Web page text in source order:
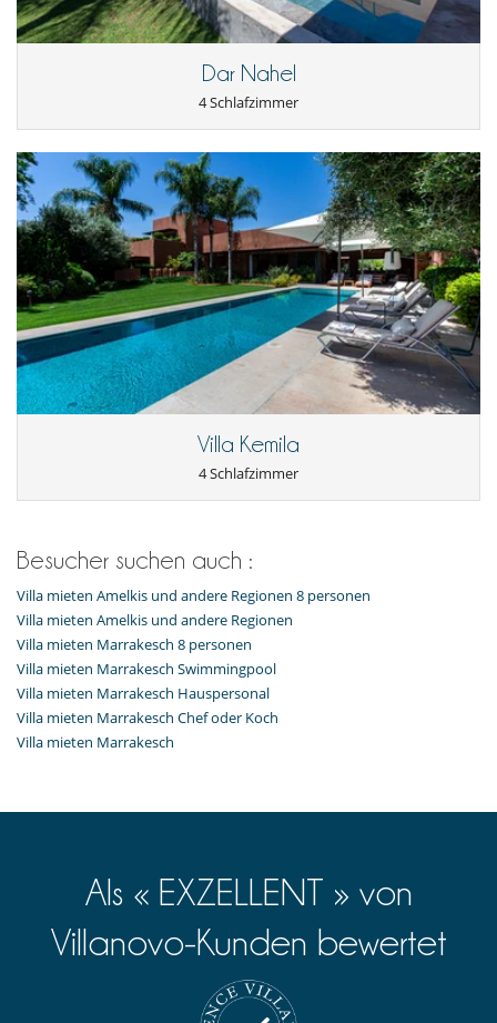
Kinderbett
voll ausgestattete Küche
Personal
Koch / Haushälterin
Unterhaltung, Wohlbefinden & Sport
Außen-Swimmingpool
Fernseher
Internetzugang (Wifi)
Kabel- oder Satellitenfernsehen oder Internet
Kinosaal
Piano
Pool mit Chlorfilterung
Pool mit Überlauf
Dar Nahel
4 Schlafzimmer
Villa Kemila
4 Schlafzimmer
Besucher suchen auch :
Villa mieten Amelkis und andere Regionen 8 personen
Villa mieten Amelkis und andere Regionen
Villa mieten Marrakesch 8 personen
Villa mieten Marrakesch Swimmingpool
Villa mieten Marrakesch Hauspersonal
Villa mieten Marrakesch Chef oder Koch
Villa mieten Marrakesch
Als « EXZELLENT » von
Villanovo-Kunden bewertet